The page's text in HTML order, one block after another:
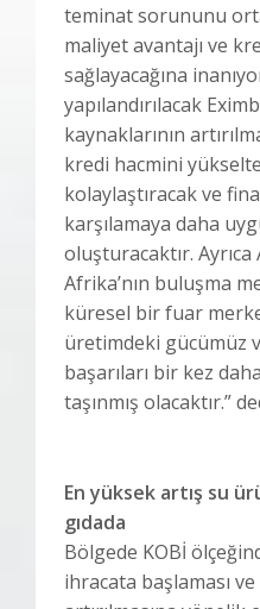
teminat sorununu
maliyet avantajı ve
sağlayacağına
yapılandırılacak
kaynaklarının
kredi hacmini
kolaylaştıracak ve
karşılamaya daha
oluşturacaktır. Ayrıca
Afrika’nın buluşma
küresel bir fuar
üretimdeki gücümüz
başarıları bir kez
taşınmış olacaktır.”
En yüksek artış su
gıdada
Bölgede KOBİ
ihracata başlaması ve